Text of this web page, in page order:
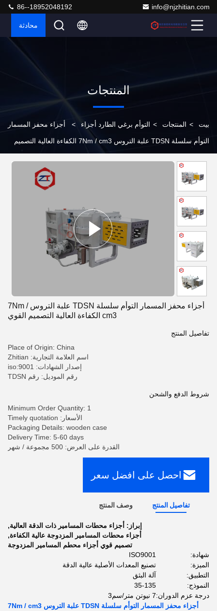
info@njzhitian.com
86--18952048192
محادثة
المنتجات
بيت > المنتجات > التوأم برغي الطارد أجزاء > أجزاء محفز المسمار
التوأم سلسلة TDSN علبة التروس 7Nm / cm3 الكفاءة العالية التصميم
أجزاء محفز المسمار التوأم سلسلة TDSN علبة التروس 7Nm /
cm3 الكفاءة العالية التصميم القوي
تفاصيل المنتج
Place of Origin: China
اسم العلامة التجارية: Zhitian
إصدار الشهادات: iso:9001
رقم الموديل: رقم TDSN
شروط الدفع والشحن
Minimum Order Quantity: 1
الأسعار: Timely quotation
Packaging Details: wooden case
Delivery Time: 5-60 days
القدرة على العرض: 500 مجموعة / شهر
احصل على افضل سعر
تفاصيل المنتج وصف المنتج
إبراز: أجزاء محطات المسامير ذات الدقة العالية,
أجزاء محطات المسامير المزدوجة عالية الكفاءة,
تصميم قوي أجزاء محطم المسامير المزدوجة
شهادة:
ISO9001
الميزة:
تصنيع المعدات الأصلية عالية الدقة
التطبيق:
آلة البثق
النموذج:
35-135
درجة عزم الدوران:7 نيوتن متر/سم3
أجزاء محفز المسمار التوأم سلسلة TDSN علبة التروس 7Nm / cm3